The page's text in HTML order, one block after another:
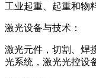
工业起重、起重和物
激光设备与技术：
激光元件，切割、焊
光系统，激光光控设